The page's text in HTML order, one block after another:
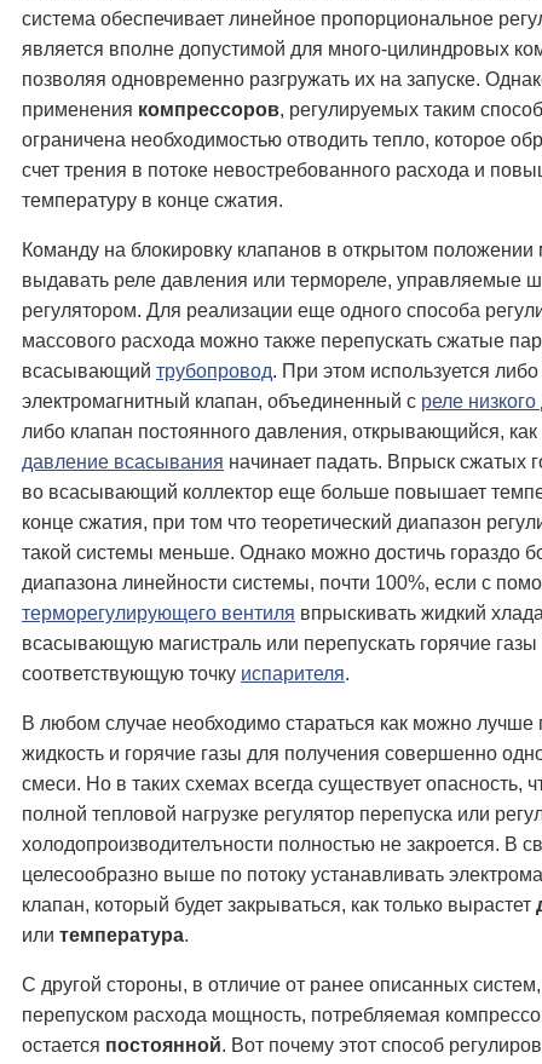
система обеспечивает линейное пропорциональное
является вполне допустимой для много-цилиндровых
позволяя одновременно разгружать их на запуске.
применения компрессоров, регулируемых таким
ограничена необходимостью отводить тепло, которое
счет трения в потоке невостребованного расхода и
температуру в конце сжатия.
Команду на блокировку клапанов в открытом положении
выдавать реле давления или термореле, управляемые
регулятором. Для реализации еще одного способа
массового расхода можно также перепускать сжатые
всасывающий трубопровод. При этом используется либо
электромагнитный клапан, объединенный с реле
либо клапан постоянного давления, открывающийся, как
давление всасывания начинает падать. Впрыск сжатых
во всасывающий коллектор еще больше повышает
конце сжатия, при том что теоретический диапазон
такой системы меньше. Однако можно достичь гораздо
диапазона линейности системы, почти 100%, если с
терморегулирующего вентиля впрыскивать жидкий
всасывающую магистраль или перепускать горячие газы
соответствующую точку испарителя.
В любом случае необходимо стараться как можно
жидкость и горячие газы для получения совершенно
смеси. Но в таких схемах всегда существует опасность,
полной тепловой нагрузке регулятор перепуска или
холодопроизводителъности полностью не закроется. В
целесообразно выше по потоку устанавливать
клапан, который будет закрываться, как только вырастет
или температура.
С другой стороны, в отличие от ранее описанных
перепуском расхода мощность, потребляемая
остается постоянной. Вот почему этот способ